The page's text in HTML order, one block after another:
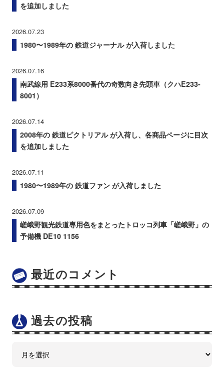
を追加しました
2026.07.23
1980〜1989年の 鉄道ジャーナル が入荷しました
2026.07.16
南武線用 E233系8000番代の奇数向き先頭車（クハE233-
8001）
2026.07.14
2008年の 鉄道ピクトリアル が入荷し、各商品ページに目次
を追加しました
2026.07.11
1980〜1989年の 鉄道ファン が入荷しました
2026.07.09
嵯峨野観光鉄道専用色をまとったトロッコ列車「嵯峨野」の
予備機 DE10 1156
最近のコメント
過去の投稿